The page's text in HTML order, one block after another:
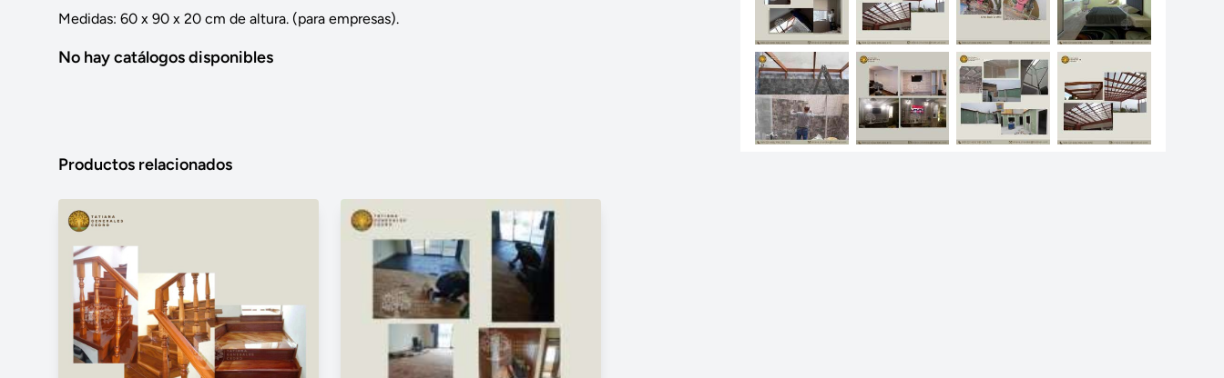
Medidas: 60 x 90 x 20 cm de altura. (para empresas).
No hay catálogos disponibles
Productos relacionados